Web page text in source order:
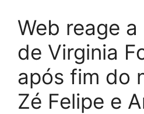
Web reage
de Virginia
após fim do
Zé Felipe e